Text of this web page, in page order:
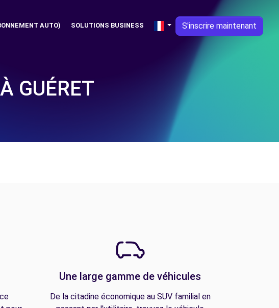
AUTO) SOLUTIONS BUSINESS S'inscrire maintenant
GUÉRET
Une large gamme de véhicules
De la citadine économique au SUV familial en